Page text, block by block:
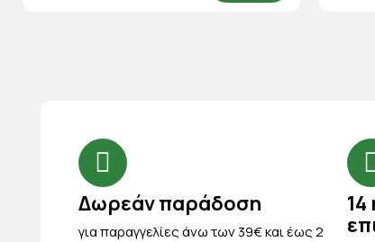
Δωρεάν παράδοση
για παραγγελίες άνω των 39€ και έως 2
14